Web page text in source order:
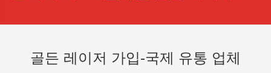
골든 레이저 가입-국제 유통 업체